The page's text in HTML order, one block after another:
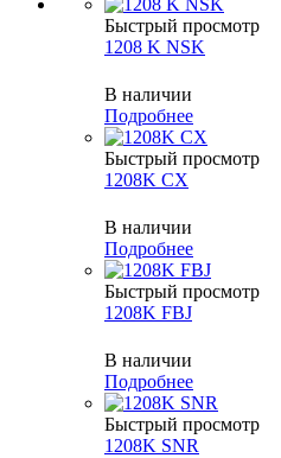
Быстрый просмотр
1208 K NSK
В наличии
Подробнее
Быстрый просмотр
1208K CX
В наличии
Подробнее
Быстрый просмотр
1208K FBJ
В наличии
Подробнее
Быстрый просмотр
1208K SNR